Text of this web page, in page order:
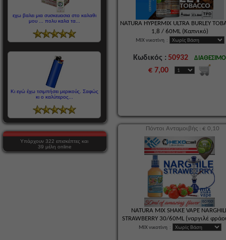
εχω βαλει μια συσκευασια στο καλαθι
μου ... πολυ καλα τα...
Kι εγώ έχω τσιμπήσει μερικούς. Σαφώς
κι ο καλύτερος...
Υπάρχουν 322 επισκέπτες και
39 μέλη online
NATURA HYPERMIX ULTRA BURLEY
1,8 / 60ML (Καπνικό)
MIX νικοτίνη :
Κωδικός : 50932 ΔΙΑΘΕΣΙΜΟ
€ 7,00
NATURA MIX SHAKE VAPE
STRAWBERRY 30/60ML (ναργιλέ
MIX νικοτίνη :
Πόντοι Ανταμοιβής : € 0,10